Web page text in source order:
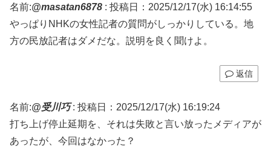
名前:@masatan6878 : 投稿日：2025/12/17(水) 16:14:55
やっぱりNHKの女性記者の質問がしっかりしている。地
方の民放記者はダメだな。説明を良く聞けよ。
返信
名前:@受川巧: 投稿日：2025/12/17(水) 16:19:24
打ち上げ停止延期を、それは失敗と言い放ったメディアが
あったが、今回はなかった？